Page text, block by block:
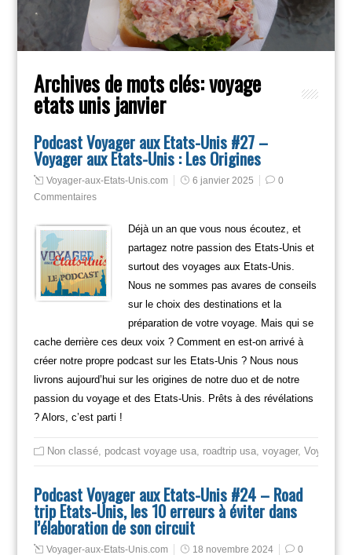
Archives de mots clés:voyage
etats unis janvier
Podcast Voyager aux Etats-Unis #27 –
Voyager aux Etats-Unis : Les Origines
Voyager-aux-Etats-Unis.com 6 janvier 2025
0
Commentaires
Déjà un an que vous nous écoutez, et
partagez notre passion des Etats-Unis et
surtout des voyages aux Etats-Unis.
Nous ne sommes pas avares de conseils
sur le choix des destinations et la
préparation de votre voyage. Mais qui se
cache derrière ces deux voix ? Comment en est-on arrivé à
créer notre propre podcast sur les Etats-Unis ? Nous nous
livrons aujourd’hui sur les origines de notre duo et de notre
passion du voyage et des Etats-Unis. Prêts à des révélations
? Alors, c’est parti !
Non classé, podcast voyage usa, roadtrip usa, voyager, Voyager
Podcast Voyager aux Etats-Unis #24 – Road
trip Etats-Unis, les 10 erreurs à éviter dans
l’élaboration de son circuit
Voyager-aux-Etats-Unis.com 18 novembre 2024
0